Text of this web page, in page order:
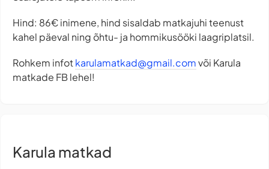
Hind: 86€ inimene, hind sisaldab matkajuhi teenust
kahel päeval ning õhtu- ja hommikusööki laagriplatsil.
Rohkem infotkarulamatkad@gmail.comvõi Karula
matkade FB lehel!
Karula matkad